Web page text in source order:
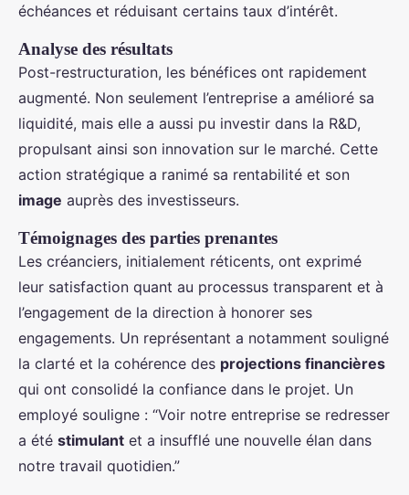
échéances et réduisant certains taux d’intérêt.
Analyse des résultats
Post-restructuration, les bénéfices ont rapidement
augmenté. Non seulement l’entreprise a amélioré sa
liquidité, mais elle a aussi pu investir dans la R&D,
propulsant ainsi son innovation sur le marché. Cette
action stratégique a ranimé sa rentabilité et son
image auprès des investisseurs.
Témoignages des parties prenantes
Les créanciers, initialement réticents, ont exprimé
leur satisfaction quant au processus transparent et à
l’engagement de la direction à honorer ses
engagements. Un représentant a notamment souligné
la clarté et la cohérence des projections financières
qui ont consolidé la confiance dans le projet. Un
employé souligne : “Voir notre entreprise se redresser
a été stimulant et a insufflé une nouvelle élan dans
notre travail quotidien.”